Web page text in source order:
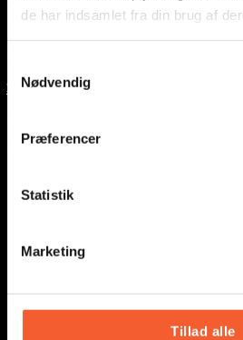
de har indsamlet fra din brug af
a
Nødvendig
Præferencer
Statistik
Marketing
Tillad alle
Sprechzeiten werktags von 9
museum@oesm.dk
Nachrichten
Presse